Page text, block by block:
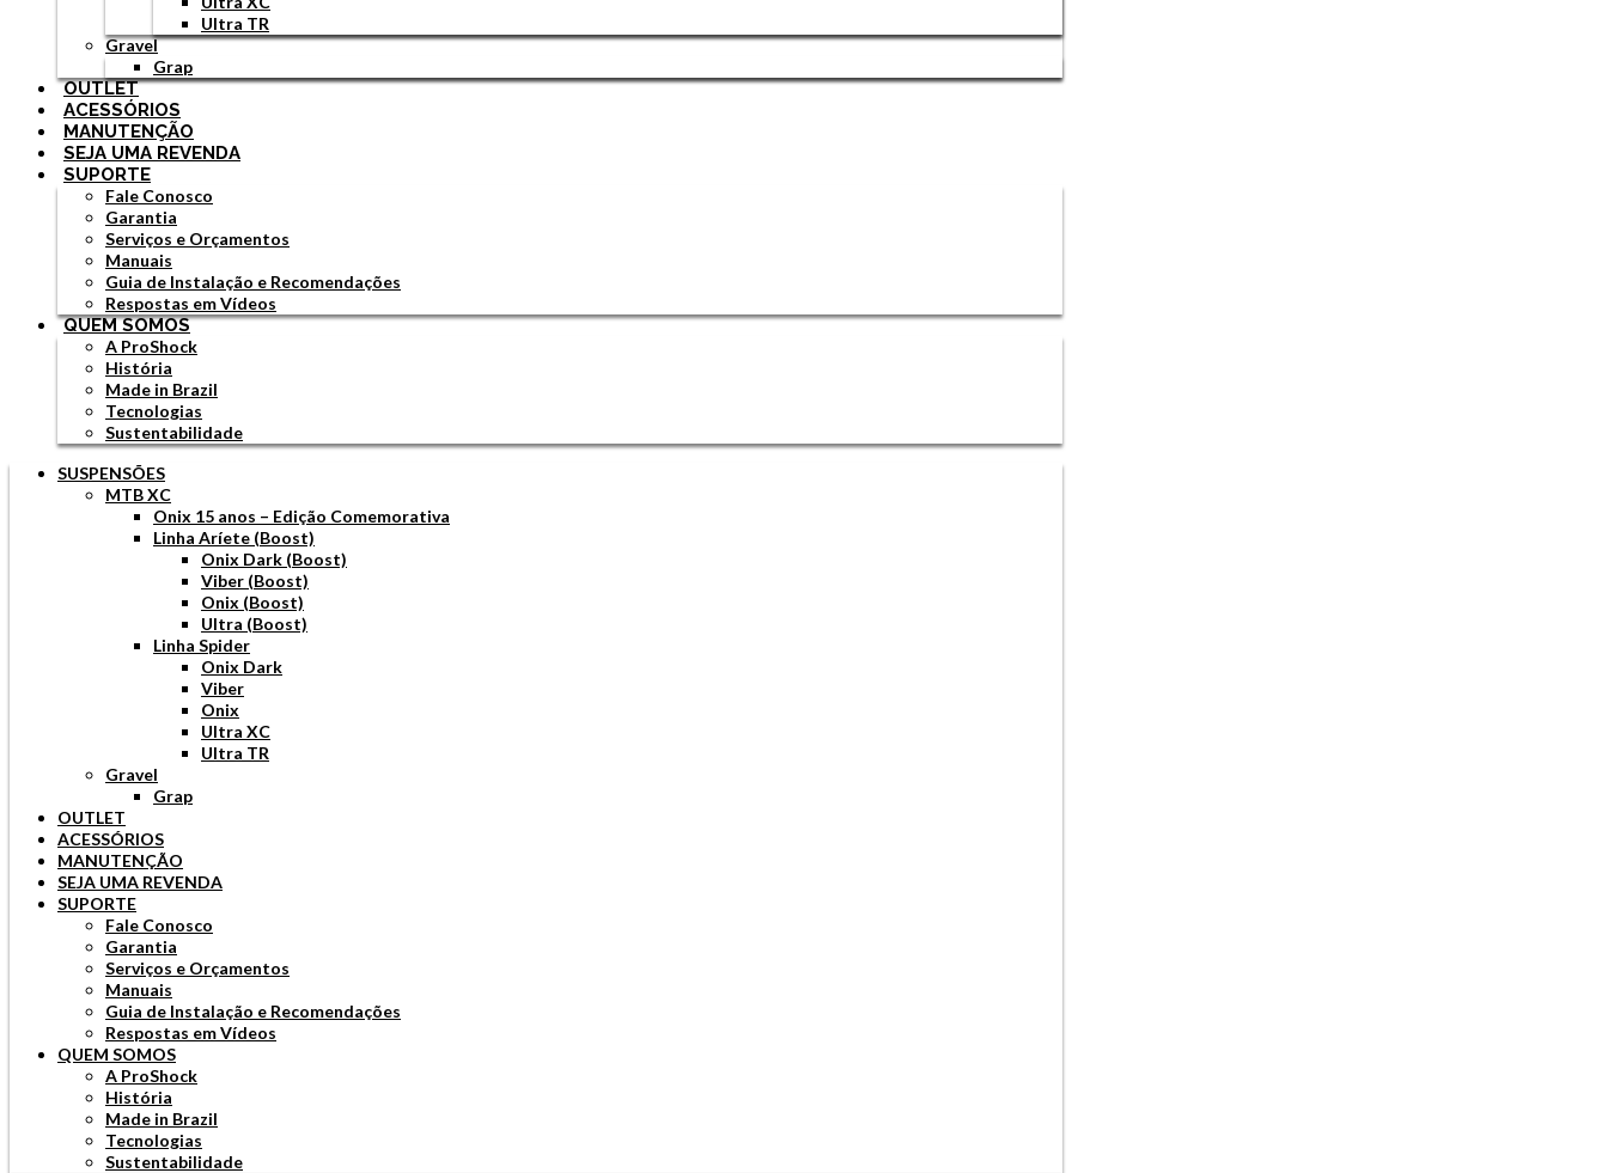
Ultra TR
Gravel
Grap
OUTLET
ACESSÓRIOS
MANUTENÇÃO
SEJA UMA REVENDA
SUPORTE
Fale Conosco
Garantia
Serviços e Orçamentos
Manuais
Guia de Instalação e Recomendações
Respostas em Vídeos
QUEM SOMOS
A ProShock
História
Made in Brazil
Tecnologias
Sustentabilidade
SUSPENSÕES
MTB XC
Onix 15 anos – Edição Comemorativa
Linha Aríete (Boost)
Onix Dark (Boost)
Viber (Boost)
Onix (Boost)
Ultra (Boost)
Linha Spider
Onix Dark
Viber
Onix
Ultra XC
Ultra TR
Gravel
Grap
OUTLET
ACESSÓRIOS
MANUTENÇÃO
SEJA UMA REVENDA
SUPORTE
Fale Conosco
Garantia
Serviços e Orçamentos
Manuais
Guia de Instalação e Recomendações
Respostas em Vídeos
QUEM SOMOS
A ProShock
História
Made in Brazil
Tecnologias
Sustentabilidade